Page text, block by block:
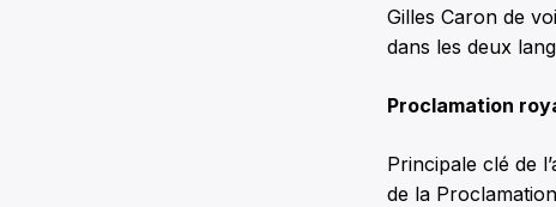
Gilles Caron de
dans les deux
Proclamation
Principale clé de
de la